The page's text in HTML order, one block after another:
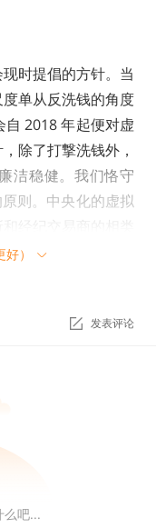
时提倡的方针。当
单从反洗钱的角度
2018 年起便对虚
除了打撃洗钱外，
洁稳健。我们恪守
则。中央化的虚拟
拟资产交易所须遵
进行监管。管理虚
《基金经理操守准
已将额外措施纳入
供虚拟资产交易服
）
发表评论
么吧...